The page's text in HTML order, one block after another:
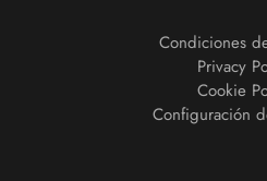
Condiciones
Privacy
Cookie
Configuración